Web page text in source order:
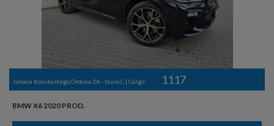
Juliana Konstantego Ordona 2A - biuro C | Cargo: 1117
BMW X6 2020 PROD.